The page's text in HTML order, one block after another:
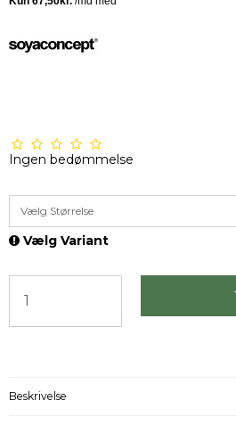
Ingen bedømmelse
Vælg Størrelse
Vælg Variant
Beskrivelse